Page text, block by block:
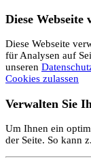
Diese Webseite
Diese Webseite
für Analysen auf
unseren
Cookies zulassen
Verwalten Sie
Um Ihnen ein
der Seite. So kann